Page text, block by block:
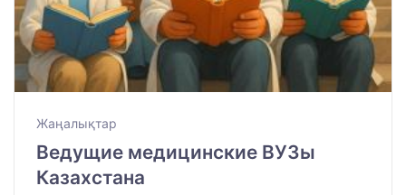
Жаңалықтар
Ведущие медицинские ВУЗы
Казахстана